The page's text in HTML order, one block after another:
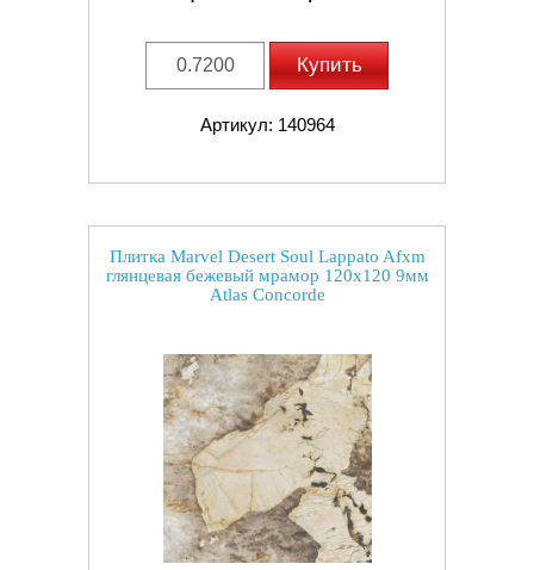
Купить
Артикул: 140964
Плитка Marvel Desert Soul Lappato Afxm
глянцевая бежевый мрамор 120x120 9мм
Atlas Concorde